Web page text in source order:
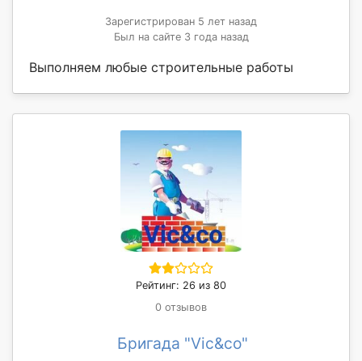
Зарегистрирован 5 лет назад
Был на сайте 3 года назад
Выполняем любые строительные работы
Рейтинг: 26 из 80
0 отзывов
Бригада "Vic&co"